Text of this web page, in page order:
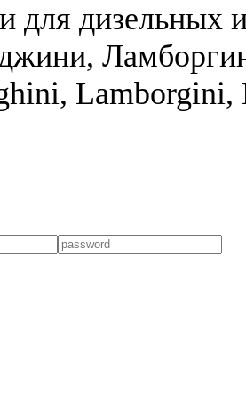
для дизельных
Lamborgini,